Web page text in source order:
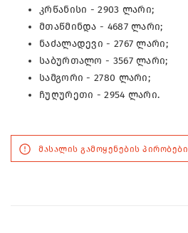
კრწანისი - 2903 ლარი;
მთაწმინდა - 4687 ლარი;
ნაძალადევი - 2767 ლარი;
საბურთალო - 3567 ლარი;
სამგორი - 2780 ლარი;
ჩუღურეთი - 2954 ლარი.
მასალის გამოყენების პირობები